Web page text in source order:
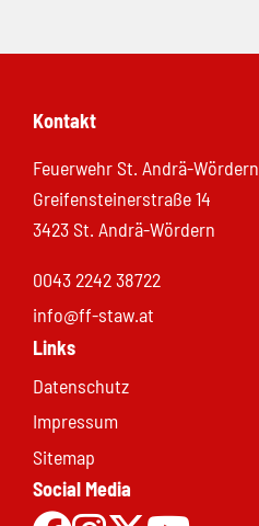
Kontakt
Feuerwehr St. Andrä-Wördern
Greifensteinerstraße 14
3423 St. Andrä-Wördern
0043 2242 38722
info@ff-staw.at
Links
Datenschutz
Impressum
Sitemap
Social Media